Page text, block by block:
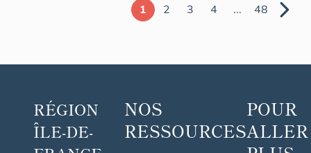
1 2 3 4 ... 48
RÉGION
ÎLE-DE-
NOS
RESSOURCES
POUR
ALLER